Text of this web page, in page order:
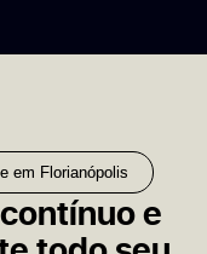
em Florianópolis
e